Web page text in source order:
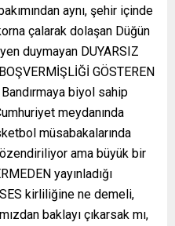
aynı, şehir içinde
çalarak dolaşan Düğün
duymayan DUYARSIZ
GÖSTEREN
Bandırmaya biyol sahip
meydanında
müsabakalarında
ama büyük bir
yayınladığı
kirliliğine ne demeli,
baklayı çıkarsak mı,